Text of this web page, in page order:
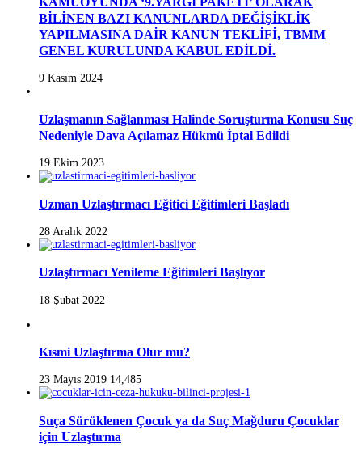
BİLİNEN BAZI KANUNLARDA DEĞİŞİKLİK
YAPILMASINA DAİR KANUN TEKLİFİ, TBMM
GENEL KURULUNDA KABUL EDİLDİ.
9 Kasım 2024
Uzlaşmanın Sağlanması Halinde Soruşturma Konusu Suç
Nedeniyle Dava Açılamaz Hükmü İptal Edildi
19 Ekim 2023
Uzman Uzlaştırmacı Eğitici Eğitimleri Başladı
28 Aralık 2022
Uzlaştırmacı Yenileme Eğitimleri Başlıyor
18 Şubat 2022
Kısmi Uzlaştırma Olur mu?
23 Mayıs 2019 14,485
Suça Sürüklenen Çocuk ya da Suç Mağduru Çocuklar
için Uzlaştırma